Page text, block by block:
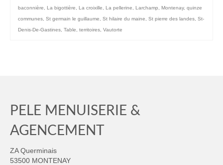
Actualités
baconnière
La bigottière La croixille La pellerine Larchamp Montenay, quinze
communes St germain le guillaume St hilaire du maine St pierre des landes St-
Denis-De-Gastines Table territoires Vautorte
PELE MENUISERIE &
AGENCEMENT
ZA Querminais
53500 MONTENAY